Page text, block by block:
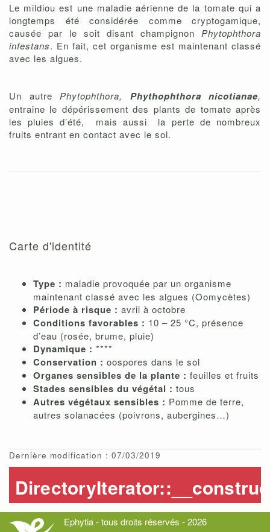
Le mildiou est une maladie aérienne de la tomate qui a
longtemps été considérée comme cryptogamique,
causée par le soit disant champignon Phytophthora
infestans. En fait, cet organisme est maintenant classé
avec les algues.
Un autre Phytophthora, Phythophthora nicotianae,
entraine le dépérissement des plants de tomate après
les pluies d’été, mais aussi la perte de nombreux
fruits entrant en contact avec le sol.
Carte d'identité
Type : maladie provoquée par un organisme
maintenant classé avec les algues (Oomycètes)
Période à risque : avril à octobre
Conditions favorables : 10 – 25 °C, présence
d’eau (rosée, brume, pluie)
Dynamique : ****
Conservation : oospores dans le sol
Organes sensibles de la plante : feuilles et fruits
Stades sensibles du végétal : tous
Autres végétaux sensibles : Pomme de terre,
autres solanacées (poivrons, aubergines…)
Dernière modification : 07/03/2019
Ephytia - tous droits réservés - 2026